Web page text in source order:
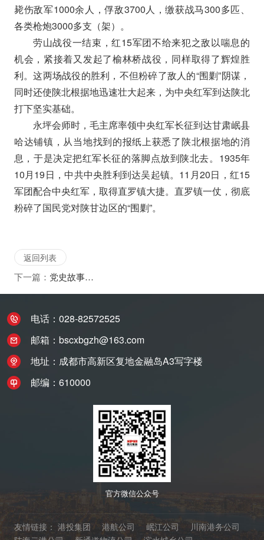
毙伤敌军1000余人，俘敌3700人，缴获战马300多匹、
各类枪炮3000多支（架）。
劳山战役一结束，红15军团不给来犯之敌以喘息的
机会，紧接着又发起了榆林桥战役，同样取得了辉煌胜
利。这两场战役的胜利，不但粉碎了敌人的“围剿”阴谋，
同时还使陕北根据地迅速壮大起来，为中央红军到达陕北
打下坚实基础。
永坪会师时，毛主席率领中央红军长征到达甘肃岷县
哈达铺镇，从当地找到的报纸上获悉了陕北根据地的消
息，于是决定把红军长征的落脚点放到陕北去。1935年
10月19日，中共中央胜利到达吴起镇。11月20日，红15
军团配合中央红军，取得直罗镇大捷。直罗镇一仗，彻底
粉碎了国民党对陕甘边区的“围剿”。
返回列表
下一篇： 党史故事100讲——输入革命火种 助力政治觉醒
电话：028-82572525
邮箱：bscxbgzh@163.com
地址：成都市高新区复地金融岛A3写字楼
邮编：610000
官方微信公众号
友情链接： 港投集团 港航公司 岷江公司
川南港务公司